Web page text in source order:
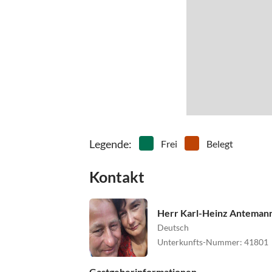
Legende: Frei Belegt
Kontakt
Herr Karl-Heinz
Deutsch
Unterkunfts-Nummer: 41801